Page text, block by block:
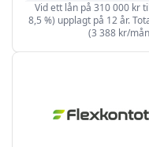
Vid ett lån på 310 000 kr
8,5 %) upplagt på 12 år.
(3 388 kr/